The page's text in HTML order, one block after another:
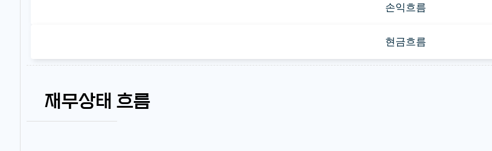
손익흐름
현금흐름
재무상태 흐름